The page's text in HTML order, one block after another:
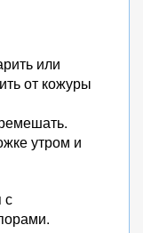
или
от кожуры
утром и
с